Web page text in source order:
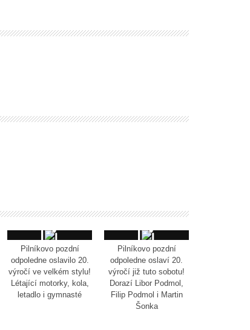
Pilníkovo pozdní
odpoledne oslavilo 20.
výročí ve velkém stylu!
Létající motorky, kola,
letadlo i gymnasté
Pilníkovo pozdní
odpoledne oslaví 20.
výročí již tuto sobotu!
Dorazí Libor Podmol,
Filip Podmol i Martin
Šonka